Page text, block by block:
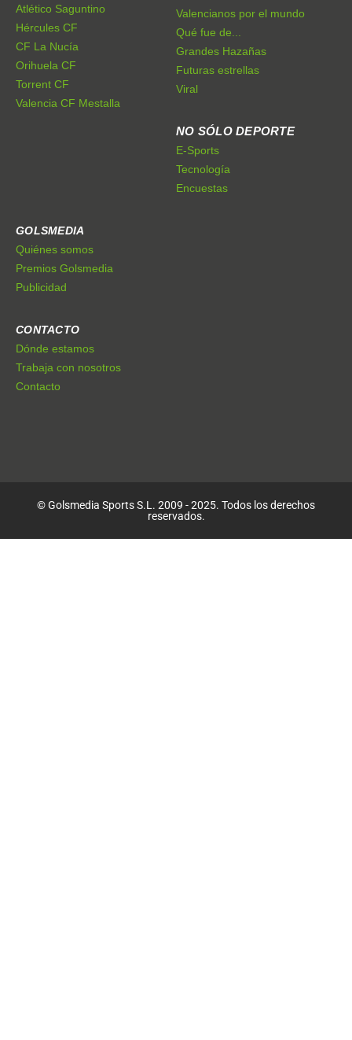
Atlético Saguntino
Hércules CF
CF La Nucía
Orihuela CF
Torrent CF
Valencia CF Mestalla
Valencianos por el mundo
Qué fue de...
Grandes Hazañas
Futuras estrellas
Viral
NO SÓLO DEPORTE
E-Sports
Tecnología
Encuestas
GOLSMEDIA
Quiénes somos
Premios Golsmedia
Publicidad
CONTACTO
Dónde estamos
Trabaja con nosotros
Contacto
© Golsmedia Sports S.L. 2009 - 2025. Todos los derechos
reservados.